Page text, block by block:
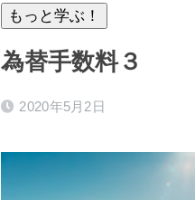
為替手数料３
2020年5月2日